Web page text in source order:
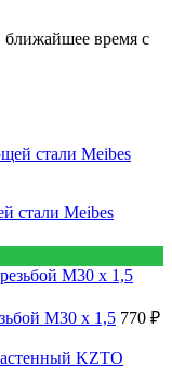
время с
стали Meibes
М30 х 1,5 770 ₽